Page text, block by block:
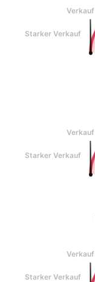
Verkauf
Starker Verkauf
Verkauf
Starker Verkauf
Verkauf
Starker Verkauf